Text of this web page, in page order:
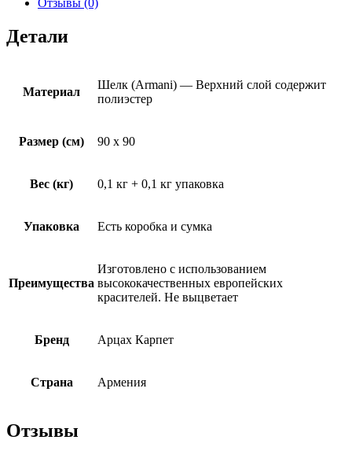
Отзывы (0)
Детали
Материал
Шелк (Armani) — Верхний слой содержит
полиэстер
Размер (см) 90 x 90
Вес (кг) 0,1 кг + 0,1 кг упаковка
Упаковка Есть коробка и сумка
Преимущества
Изготовлено с использованием
высококачественных европейских
красителей. Не выцветает
Бренд Арцах Карпет
Страна Армения
Отзывы